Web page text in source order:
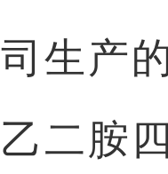
司生产
乙二胺